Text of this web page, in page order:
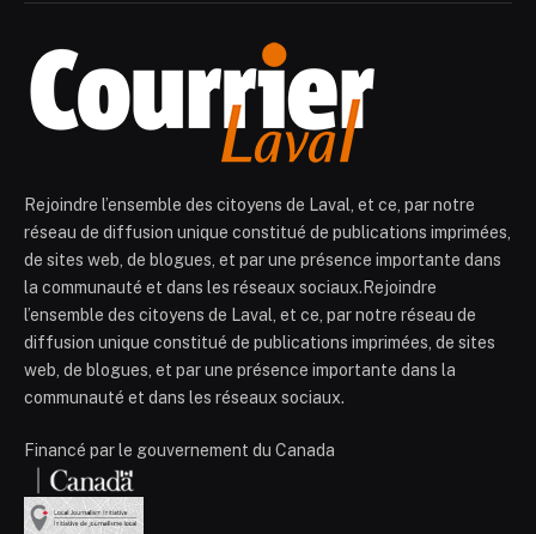
Rejoindre l’ensemble des citoyens de Laval, et ce, par notre
réseau de diffusion unique constitué de publications imprimées,
de sites web, de blogues, et par une présence importante dans
la communauté et dans les réseaux sociaux.Rejoindre
l’ensemble des citoyens de Laval, et ce, par notre réseau de
diffusion unique constitué de publications imprimées, de sites
web, de blogues, et par une présence importante dans la
communauté et dans les réseaux sociaux.
Financé par le gouvernement du Canada